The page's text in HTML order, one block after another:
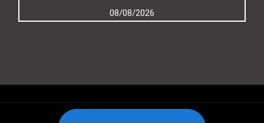
08/08/2026